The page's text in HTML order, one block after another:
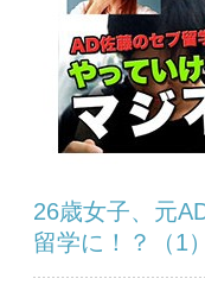
26歳女子、元
留学に！？（1）